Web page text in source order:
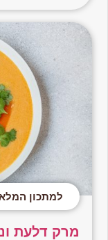
למתכון
מרק דלעת